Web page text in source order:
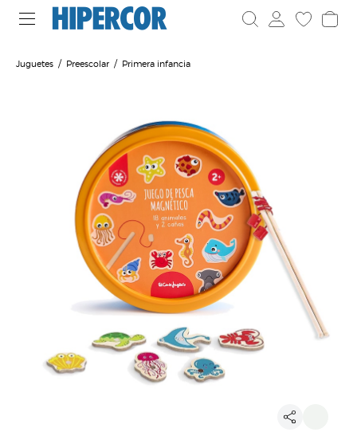
Juguetes Preescolar Primera infancia